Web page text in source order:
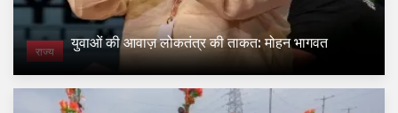
राज्य युवाओं की आवाज़ लोकतंत्र की ताकत: मोहन भागवत